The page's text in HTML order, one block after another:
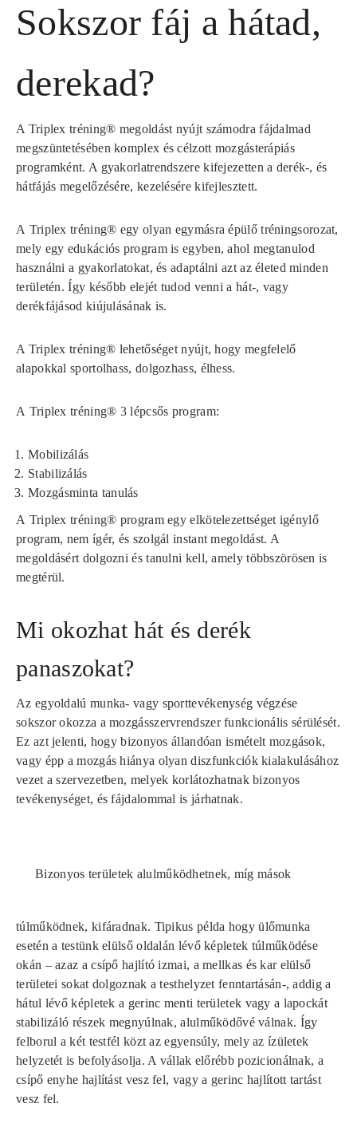
Sokszor fáj a hátad,
derekad?
A Triplex tréning® megoldást nyújt számodra fájdalmad
megszüntetésében komplex és célzott mozgásterápiás
programként. A gyakorlatrendszere kifejezetten a derék-, és
hátfájás megelőzésére, kezelésére kifejlesztett.
A Triplex tréning® egy olyan egymásra épülő tréningsorozat,
mely egy edukációs program is egyben, ahol megtanulod
használni a gyakorlatokat, és adaptálni azt az életed minden
területén. Így később elejét tudod venni a hát-, vagy
derékfájásod kiújulásának is.
A Triplex tréning® lehetőséget nyújt, hogy megfelelő
alapokkal sportolhass, dolgozhass, élhess.
A Triplex tréning® 3 lépcsős program:
Mobilizálás
Stabilizálás
Mozgásminta tanulás
A Triplex tréning® program egy elkötelezettséget igénylő
program, nem ígér, és szolgál instant megoldást. A
megoldásért dolgozni és tanulni kell, amely többszörösen is
megtérül.
Mi okozhat hát és derék
panaszokat?
Az egyoldalú munka- vagy sporttevékenység végzése
sokszor okozza a mozgásszervrendszer funkcionális sérülését.
Ez azt jelenti, hogy bizonyos állandóan ismételt mozgások,
vagy épp a mozgás hiánya olyan diszfunkciók kialakulásához
vezet a szervezetben, melyek korlátozhatnak bizonyos
tevékenységet, és fájdalommal is járhatnak.
Bizonyos területek alulműködhetnek, míg mások
túlműködnek, kifáradnak. Tipikus példa hogy ülőmunka
esetén a testünk elülső oldalán lévő képletek túlműködése
okán – azaz a csípő hajlító izmai, a mellkas és kar elülső
területei sokat dolgoznak a testhelyzet fenntartásán-, addig a
hátul lévő képletek a gerinc menti területek vagy a lapockát
stabilizáló részek megnyúlnak, alulműködővé válnak. Így
felborul a két testfél közt az egyensúly, mely az ízületek
helyzetét is befolyásolja. A vállak előrébb pozicionálnak, a
csípő enyhe hajlítást vesz fel, vagy a gerinc hajlított tartást
vesz fel.